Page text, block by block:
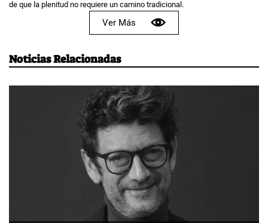
de que la plenitud no requiere un camino tradicional.
Ver Más
Noticias Relacionadas